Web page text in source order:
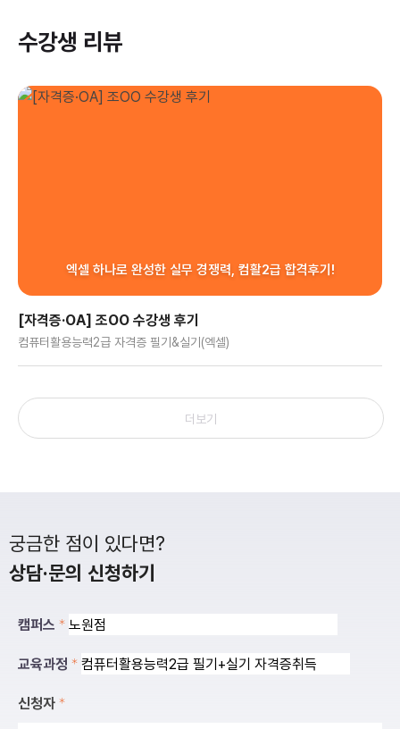
수강생 리뷰
엑셀 하나로 완성한 실무 경쟁력, 컴활2급 합격후기!
[자격증·OA] 조OO 수강생 후기
컴퓨터활용능력2급 자격증 필기&실기(엑셀)
더보기
궁금한 점이 있다면?
상담·문의 신청하기
캠퍼스
교육과정
신청자